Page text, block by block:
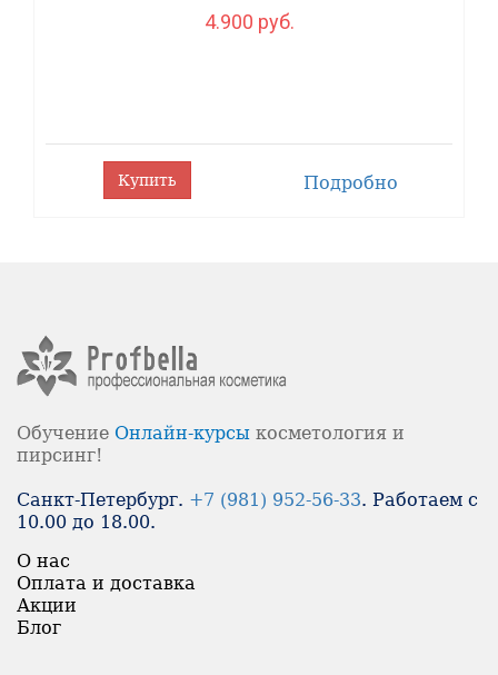
4.900 руб.
Купить Подробно
Обучение Онлайн-курсы косметология и
пирсинг!
Санкт-Петербург. +7 (981) 952-56-33. Работаем с
10.00 до 18.00.
О нас
Оплата и доставка
Акции
Блог